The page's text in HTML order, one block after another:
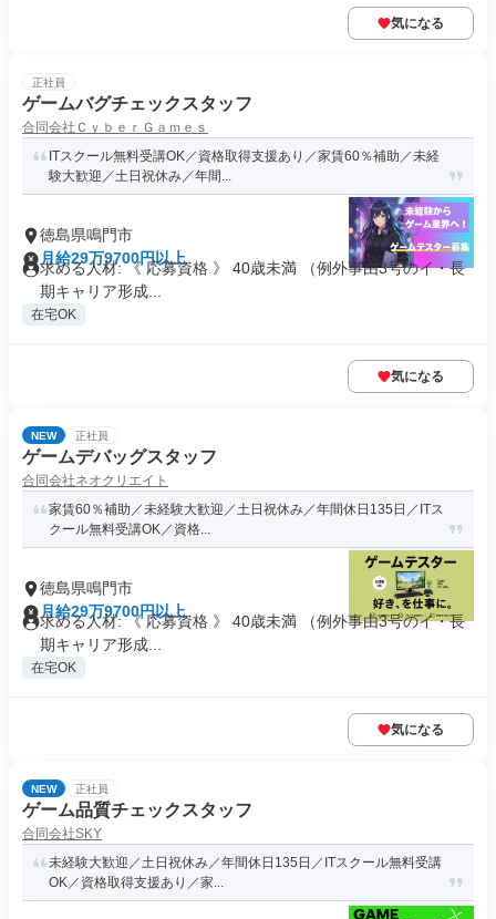
気になる
正社員
ゲームバグチェックスタッフ
合同会社ＣｙｂｅｒＧａｍｅｓ
ITスクール無料受講OK／資格取得支援あり／家賃60％補助／未経
験大歓迎／土日祝休み／年間...
徳島県鳴門市
月給29万9700円以上
求める人材: 《 応募資格 》 40歳未満 （例外事由3号のイ・長
期キャリア形成...
在宅OK
気になる
NEW 正社員
ゲームデバッグスタッフ
合同会社ネオクリエイト
家賃60％補助／未経験大歓迎／土日祝休み／年間休日135日／ITス
クール無料受講OK／資格...
徳島県鳴門市
月給29万9700円以上
求める人材: 《 応募資格 》 40歳未満 （例外事由3号のイ・長
期キャリア形成...
在宅OK
気になる
NEW 正社員
ゲーム品質チェックスタッフ
合同会社SKY
未経験大歓迎／土日祝休み／年間休日135日／ITスクール無料受講
OK／資格取得支援あり／家...